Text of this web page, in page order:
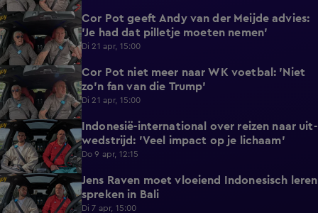
0:33
Cor Pot geeft Andy van der Meijde advies:
'Je had dat pilletje moeten nemen'
Di 21 apr, 15:00
0:46
Cor Pot niet meer naar WK voetbal: 'Niet
zo'n fan van die Trump'
Di 21 apr, 15:00
1:09
Indonesië-international over reizen naar uit-
wedstrijd: 'Veel impact op je lichaam'
Do 9 apr, 12:15
0:31
Jens Raven moet vloeiend Indonesisch leren
spreken in Bali
Di 7 apr, 15:00